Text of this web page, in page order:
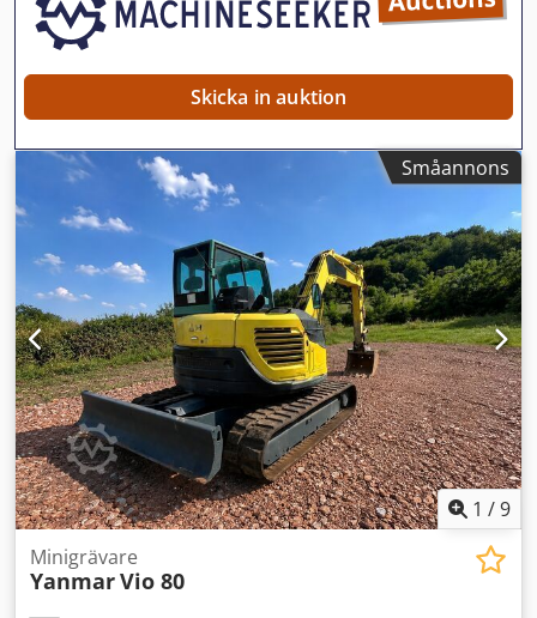
Skicka in auktion
Småannons
1 /9
Minigrävare
YanmarVio 80